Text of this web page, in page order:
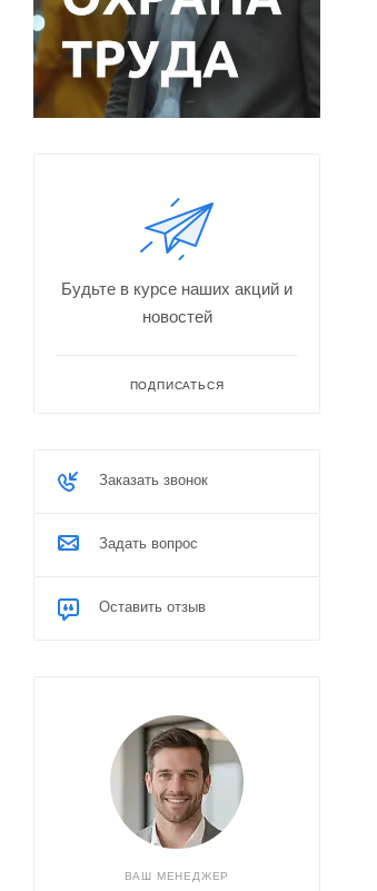
Будьте в курсе наших акций и
новостей
ПОДПИСАТЬСЯ
Заказать звонок
Задать вопрос
Оставить отзыв
ВАШ МЕНЕДЖЕР